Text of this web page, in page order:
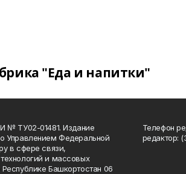
"Еда и напитки"
№ ТУ02-01481. Издание
Управлением Федеральной
в сфере связи,
и массовых
Башкортостан 06
Телефон
редактор: